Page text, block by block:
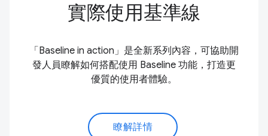
實際使用基準線
「Baseline in action」是全新系列內容，可協助開
發人員瞭解如何搭配使用 Baseline 功能，打造更
優質的使用者體驗。
瞭解詳情